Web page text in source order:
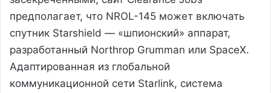
предполагает, что NROL-145 может включать
спутник Starshield — «шпионский» аппарат,
разработанный Northrop Grumman или SpaceX.
Адаптированная из глобальной
коммуникационной сети Starlink, система